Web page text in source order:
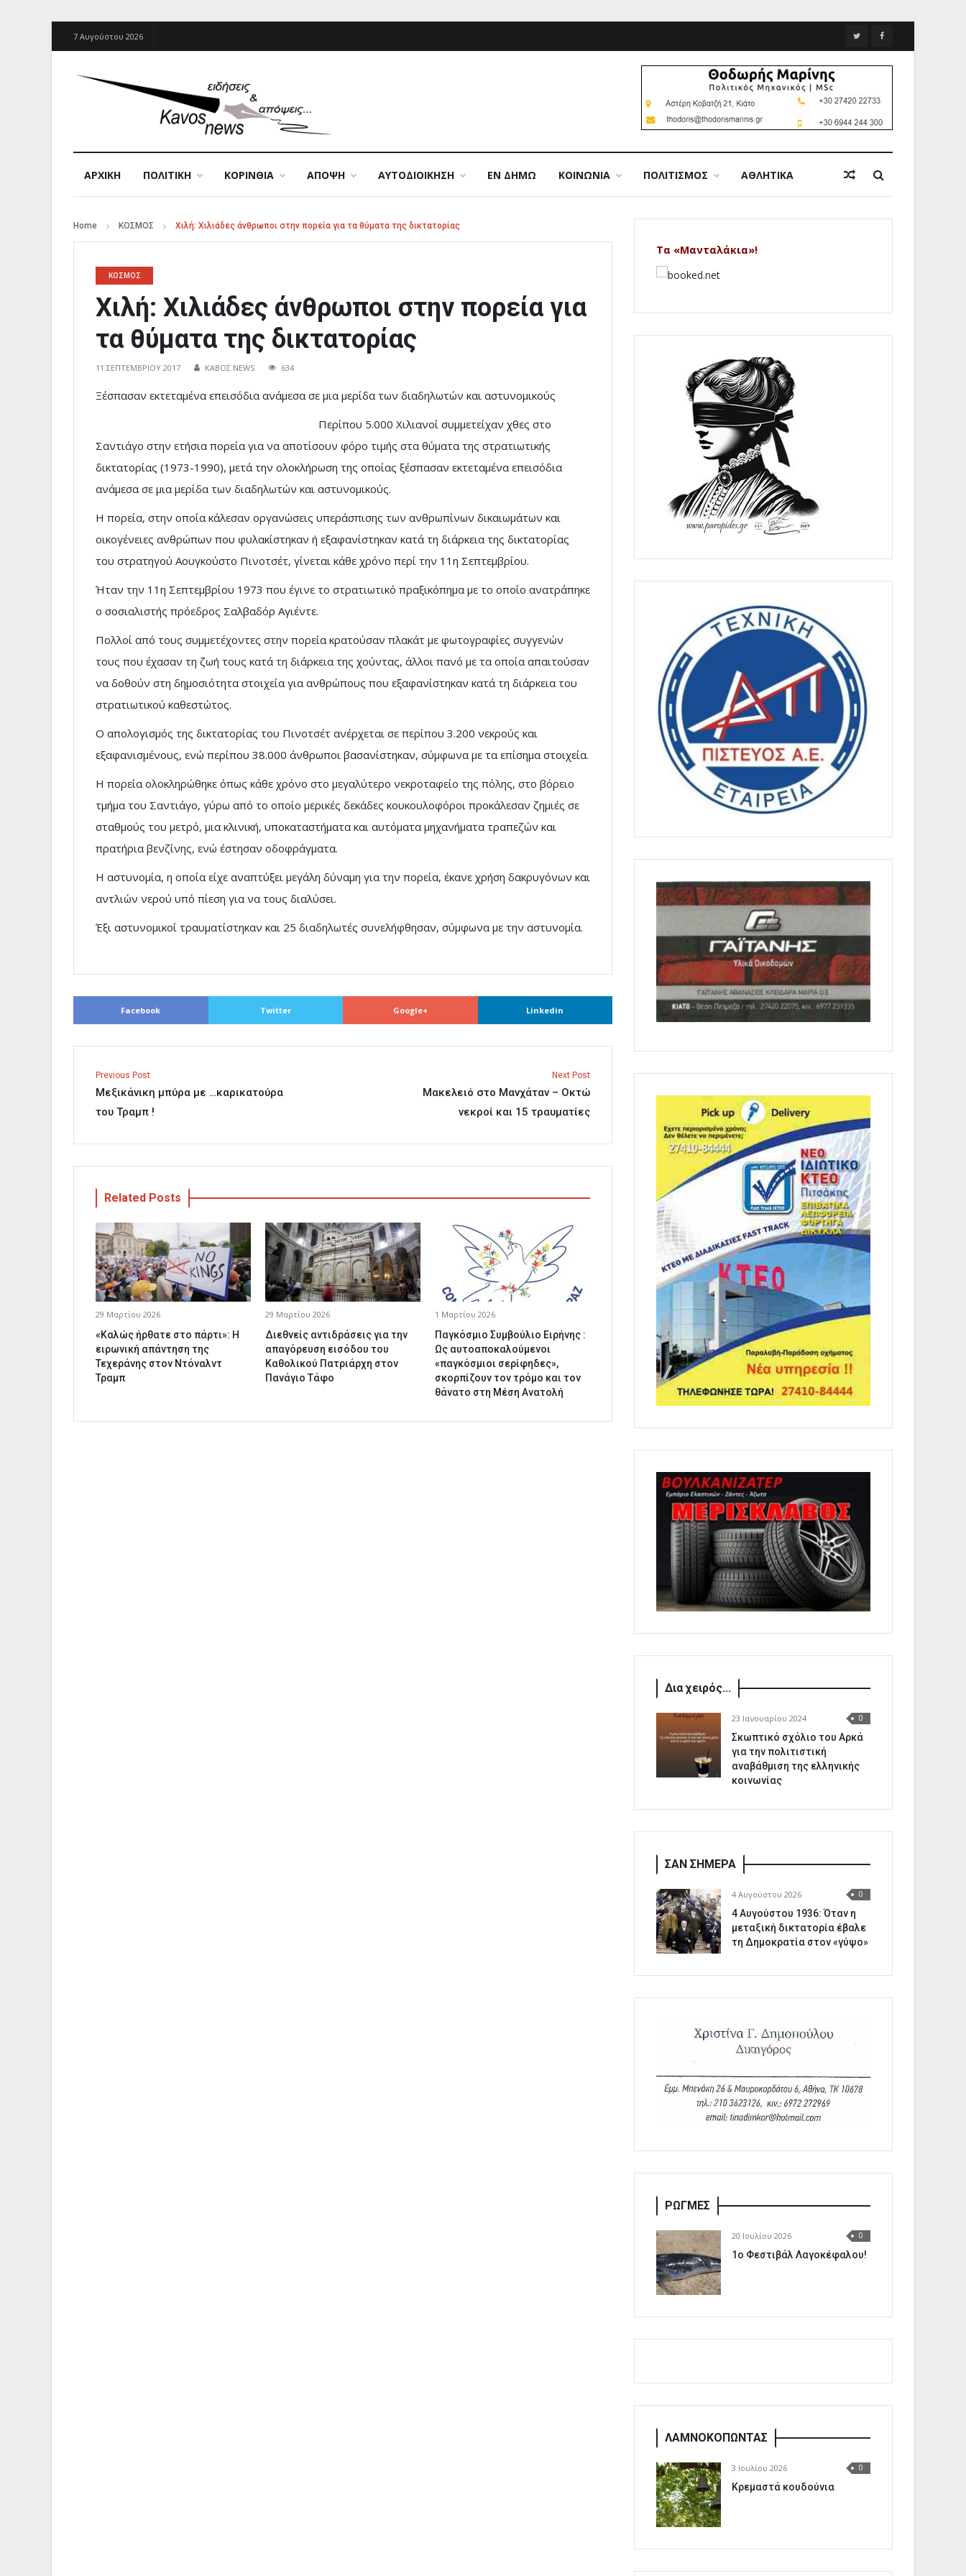
7 Αυγούστου 2026
ΑΡΧΙΚΉ ΠΟΛΙΤΙΚΗ ΚΟΡΙΝΘΙΑ ΑΠΟΨΗ ΑΥΤΟΔΙΟΙΚΗΣΗ ΕΝ ΔΗΜΩ ΚΟΙΝΩΝΙΑ ΠΟΛΙΤΙΣΜΟΣ ΑΘΛΗΤΙΚΑ
Home ΚΟΣΜΟΣ Χιλή: Χιλιάδες άνθρωποι στην πορεία για τα θύματα της δικτατορίας
ΚΟΣΜΟΣ
Χιλή: Χιλιάδες άνθρωποι στην πορεία για
τα θύματα της δικτατορίας
11 ΣΕΠΤΕΜΒΡΊΟΥ 2017 ΚΑΒΟΣ NEWS 634
Ξέσπασαν εκτεταμένα επεισόδια ανάμεσα σε μια μερίδα των διαδηλωτών και αστυνομικούς
Περίπου 5.000 Χιλιανοί συμμετείχαν χθες στο
Σαντιάγο στην ετήσια πορεία για να αποτίσουν φόρο τιμής στα θύματα της στρατιωτικής
δικτατορίας (1973-1990), μετά την ολοκλήρωση της οποίας ξέσπασαν εκτεταμένα επεισόδια
ανάμεσα σε μια μερίδα των διαδηλωτών και αστυνομικούς.
Η πορεία, στην οποία κάλεσαν οργανώσεις υπεράσπισης των ανθρωπίνων δικαιωμάτων και
οικογένειες ανθρώπων που φυλακίστηκαν ή εξαφανίστηκαν κατά τη διάρκεια της δικτατορίας
του στρατηγού Αουγκούστο Πινοτσέτ, γίνεται κάθε χρόνο περί την 11η Σεπτεμβρίου.
Ήταν την 11η Σεπτεμβρίου 1973 που έγινε το στρατιωτικό πραξικόπημα με το οποίο ανατράπηκε
ο σοσιαλιστής πρόεδρος Σαλβαδόρ Αγιέντε.
Πολλοί από τους συμμετέχοντες στην πορεία κρατούσαν πλακάτ με φωτογραφίες συγγενών
τους που έχασαν τη ζωή τους κατά τη διάρκεια της χούντας, άλλοι πανό με τα οποία απαιτούσαν
να δοθούν στη δημοσιότητα στοιχεία για ανθρώπους που εξαφανίστηκαν κατά τη διάρκεια του
στρατιωτικού καθεστώτος.
Ο απολογισμός της δικτατορίας του Πινοτσέτ ανέρχεται σε περίπου 3.200 νεκρούς και
εξαφανισμένους, ενώ περίπου 38.000 άνθρωποι βασανίστηκαν, σύμφωνα με τα επίσημα στοιχεία.
Η πορεία ολοκληρώθηκε όπως κάθε χρόνο στο μεγαλύτερο νεκροταφείο της πόλης, στο βόρειο
τμήμα του Σαντιάγο, γύρω από το οποίο μερικές δεκάδες κουκουλοφόροι προκάλεσαν ζημιές σε
σταθμούς του μετρό, μια κλινική, υποκαταστήματα και αυτόματα μηχανήματα τραπεζών και
πρατήρια βενζίνης, ενώ έστησαν οδοφράγματα.
Η αστυνομία, η οποία είχε αναπτύξει μεγάλη δύναμη για την πορεία, έκανε χρήση δακρυγόνων και
αντλιών νερού υπό πίεση για να τους διαλύσει.
Έξι αστυνομικοί τραυματίστηκαν και 25 διαδηλωτές συνελήφθησαν, σύμφωνα με την αστυνομία.
Facebook Twitter Google+ Linkedin
Previous Post
Μεξικάνικη μπύρα με …καρικατούρα
του Τραμπ !
Next Post
Μακελειό στο Μανχάταν – Οκτώ
νεκροί και 15 τραυματίες
Related Posts
29 Μαρτίου 2026
«Καλώς ήρθατε στο πάρτι»: Η
ειρωνική απάντηση της
Τεχεράνης στον Ντόναλντ
Τραμπ
29 Μαρτίου 2026
Διεθνείς αντιδράσεις για την
απαγόρευση εισόδου του
Καθολικού Πατριάρχη στον
Πανάγιο Τάφο
1 Μαρτίου 2026
Παγκόσμιο Συμβούλιο Ειρήνης :
Ως αυτοαποκαλούμενοι
«παγκόσμιοι σερίφηδες»,
σκορπίζουν τον τρόμο και τον
θάνατο στη Μέση Ανατολή
Τα «Μανταλάκια»!
Δια χειρός...
23 Ιανουαρίου 2024 0
Σκωπτικό σχόλιο του Αρκά
για την πολιτιστική
αναβάθμιση της ελληνικής
κοινωνίας
ΣΑΝ ΣΗΜΕΡΑ
4 Αυγούστου 2026 0
4 Αυγούστου 1936: Όταν η
μεταξική δικτατορία έβαλε
τη Δημοκρατία στον «γύψο»
ΡΩΓΜΕΣ
20 Ιουλίου 2026 0
1o Φεστιβάλ Λαγοκέφαλου!
ΛΑΜΝΟΚΟΠΩΝΤΑΣ
3 Ιουλίου 2026 0
Κρεμαστά κουδούνια